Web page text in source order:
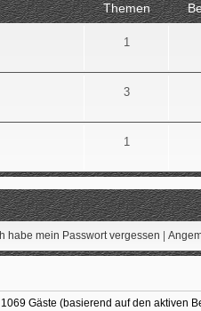
Themen
1
3
1
habe mein Passwort vergessen
Gäste (basierend auf den aktiven